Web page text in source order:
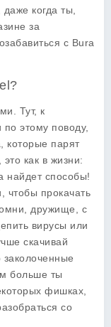
когда ты,
за
с Bura
Тут, к
этому поводу,
которые парят
как в жизни:
найдет способы!
чтобы прокачать
дружище, с
вирусы или
скачивай
заколоченные
больше ты
фишках,
со